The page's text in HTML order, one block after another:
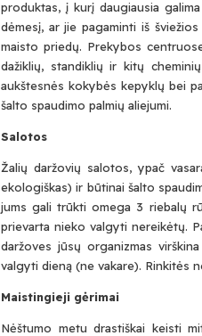
produktas, į kurį daugiausia
dėmesį, ar jie pagaminti iš
maisto priedų. Prekybos
dažiklių, standiklių ir kitų
aukštesnės kokybės kepyklų bei
šalto spaudimo palmių aliejumi.
Salotos
Žalių daržovių salotos, ypač
ekologiškas) ir būtinai šalto
jums gali trūkti omega 3 riebalų
prievarta nieko valgyti nereikėtų.
daržoves jūsų organizmas
valgyti dieną (ne vakare). Rinkitės
Maistingieji gėrimai
Nėštumo metu drastiškai keisti